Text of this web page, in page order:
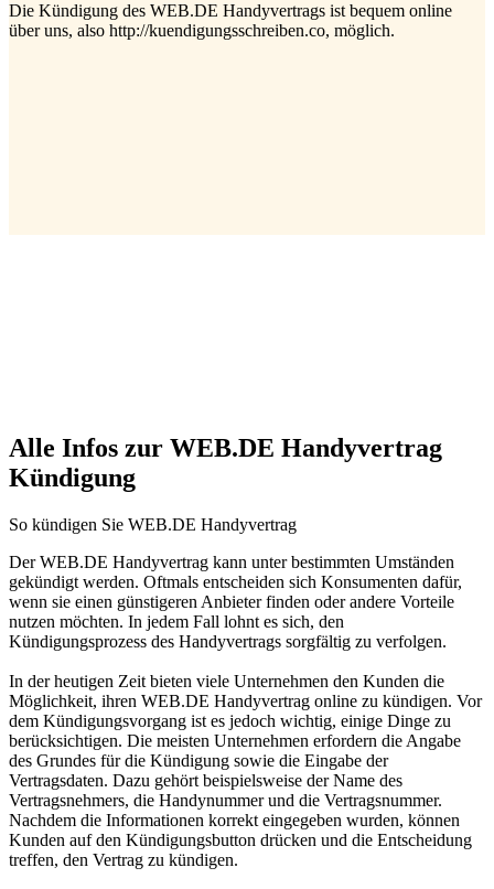
Die Kündigung des WEB.DE Handyvertrags ist bequem online
über uns, also http://kuendigungsschreiben.co, möglich.
Alle Infos zur WEB.DE Handyvertrag
Kündigung
So kündigen Sie WEB.DE Handyvertrag
Der WEB.DE Handyvertrag kann unter bestimmten Umständen
gekündigt werden. Oftmals entscheiden sich Konsumenten dafür,
wenn sie einen günstigeren Anbieter finden oder andere Vorteile
nutzen möchten. In jedem Fall lohnt es sich, den
Kündigungsprozess des Handyvertrags sorgfältig zu verfolgen.
In der heutigen Zeit bieten viele Unternehmen den Kunden die
Möglichkeit, ihren WEB.DE Handyvertrag online zu kündigen. Vor
dem Kündigungsvorgang ist es jedoch wichtig, einige Dinge zu
berücksichtigen. Die meisten Unternehmen erfordern die Angabe
des Grundes für die Kündigung sowie die Eingabe der
Vertragsdaten. Dazu gehört beispielsweise der Name des
Vertragsnehmers, die Handynummer und die Vertragsnummer.
Nachdem die Informationen korrekt eingegeben wurden, können
Kunden auf den Kündigungsbutton drücken und die Entscheidung
treffen, den Vertrag zu kündigen.